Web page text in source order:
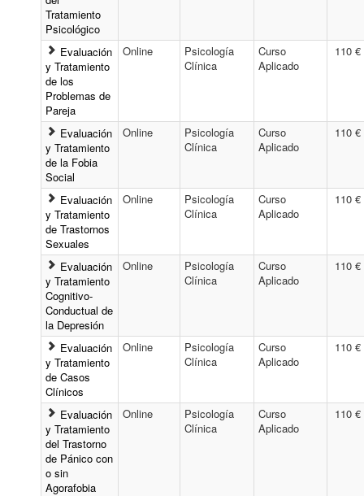
Webs del Grupo ALBORAN
Centro ALBORAN Psicólogos
Tratamiento
Psicológico
Evaluación
y Tratamiento
de los
Problemas de
Pareja
Online
Psicología
Clínica
Curso
Aplicado
110 €
Evaluación
y Tratamiento
de la Fobia
Social
Online
Psicología
Clínica
Curso
Aplicado
110 €
Evaluación
y Tratamiento
de Trastornos
Sexuales
Online
Psicología
Clínica
Curso
Aplicado
110 €
Evaluación
y Tratamiento
Cognitivo-
Conductual de
la Depresión
Online
Psicología
Clínica
Curso
Aplicado
110 €
Evaluación
y Tratamiento
de Casos
Clínicos
Online
Psicología
Clínica
Curso
Aplicado
110 €
Evaluación
y Tratamiento
del Trastorno
de Pánico con
o sin
Agorafobia
Online
Psicología
Clínica
Curso
Aplicado
110 €